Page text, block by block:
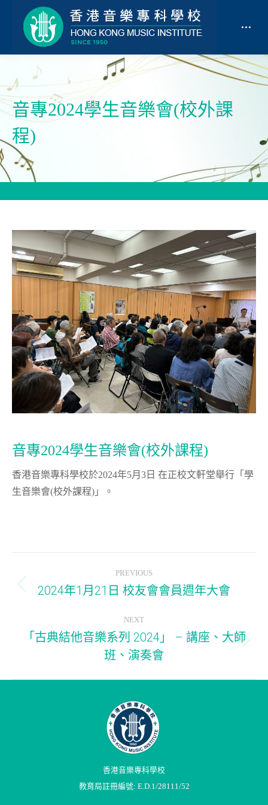
音專2024學生音樂會(校外課
程)
音專2024學生音樂會(校外課程)
香港音樂專科學校於2024年5月3日 在正校文軒堂舉行「學
生音樂會(校外課程)」。
navigation
PREVIOUS
Previous
2024年1月21日 校友會會員週年大會
NEXT
Next
album:
「古典結他音樂系列 2024」 – 講座、大師
班、演奏會
香港音樂專科學校
教育局註冊編號: E.D.1/28111/52